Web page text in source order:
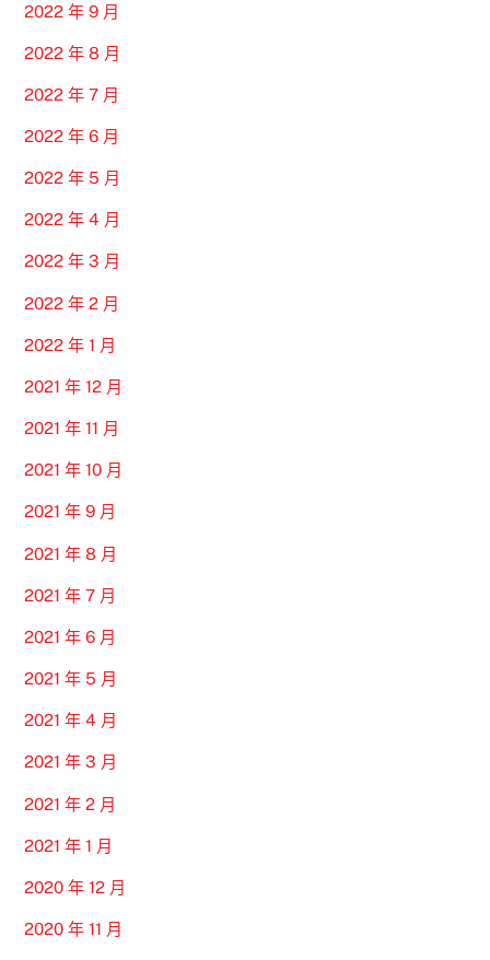
2022 年 9 月
2022 年 8 月
2022 年 7 月
2022 年 6 月
2022 年 5 月
2022 年 4 月
2022 年 3 月
2022 年 2 月
2022 年 1 月
2021 年 12 月
2021 年 11 月
2021 年 10 月
2021 年 9 月
2021 年 8 月
2021 年 7 月
2021 年 6 月
2021 年 5 月
2021 年 4 月
2021 年 3 月
2021 年 2 月
2021 年 1 月
2020 年 12 月
2020 年 11 月